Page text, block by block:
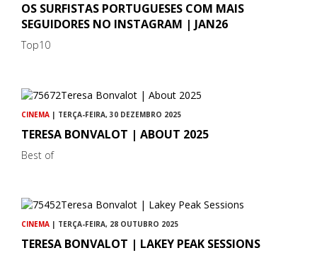
OS SURFISTAS PORTUGUESES COM MAIS
SEGUIDORES NO INSTAGRAM | JAN26
Top10
CINEMA | TERÇA-FEIRA, 30 DEZEMBRO 2025
TERESA BONVALOT | ABOUT 2025
Best of
CINEMA | TERÇA-FEIRA, 28 OUTUBRO 2025
TERESA BONVALOT | LAKEY PEAK SESSIONS